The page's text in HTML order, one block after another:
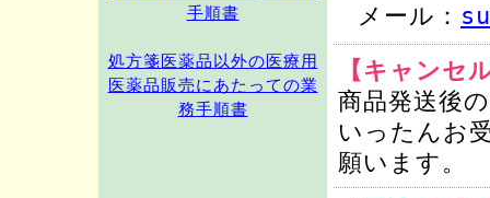
手順書
処方箋医薬品以外の医療用
医薬品販売にあたっての業
務手順書
メール：
【キャンセ
商品発送後
いったんお
願います。